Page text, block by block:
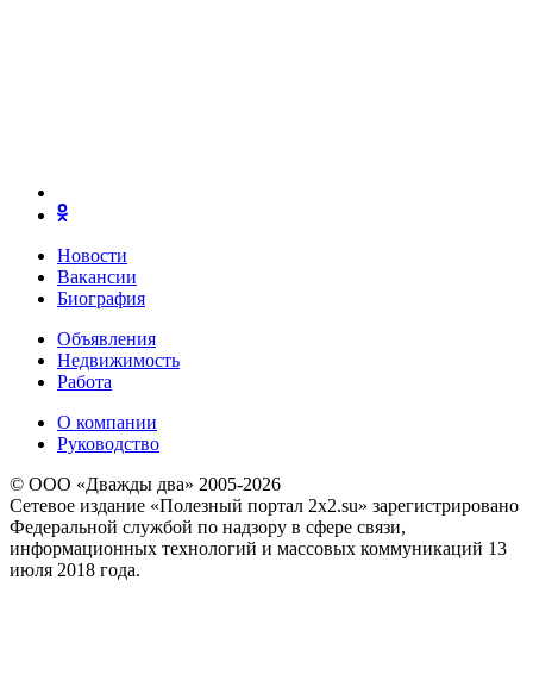
Новости
Вакансии
Биография
Объявления
Недвижимость
Работа
О компании
Руководство
© ООО «Дважды два» 2005-2026
Сетевое издание «Полезный портал 2x2.su» зарегистрировано
Федеральной службой по надзору в сфере связи,
информационных технологий и массовых коммуникаций 13
июля 2018 года.